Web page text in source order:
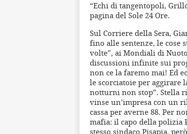
“Echi di tangentopoli,
pagina del Sole 24 Ore.
Sul Corriere della Sera,
fino alle sentenze, le cose
volte”, ai Mondiali di
discussioni infinite sui
non ce la faremo mai! Ed
le scorciatoie per aggirare
notturni non stop”. Stella
vinse un’impresa con un
cassa per averne 88. Per
mafia: il capo della polizia
stesso sindaco Pisapia,